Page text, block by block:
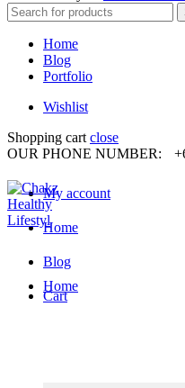
Search
for:
Home
Blog
Portfolio
Wishlist
Shopping cart close
OUR PHONE NUMBER:
My account
Home
Blog
Cart
Home